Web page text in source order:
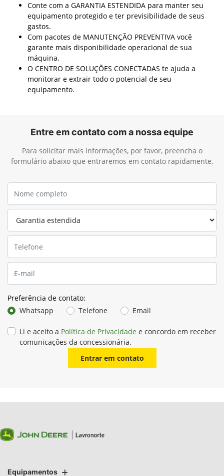
Conte com a GARANTIA ESTENDIDA para manter seu
equipamento protegido e ter previsibilidade de seus
gastos.
Com pacotes de MANUTENÇÃO PREVENTIVA você
garante mais disponibilidade operacional de sua
máquina.
O CENTRO DE SOLUÇÕES CONECTADAS te ajuda a
monitorar e extrair todo o potencial de seu
equipamento.
Entre em contato com a nossa equipe
Para solicitar mais informações, por favor, preencha o
formulário abaixo que entraremos em contato rapidamente.
Preferência de contato:
Whatsapp
Telefone Email
Li e aceito a Política de Privacidade e concordo em receber
comunicações da concessionária.
Entrar em contato
Equipamentos